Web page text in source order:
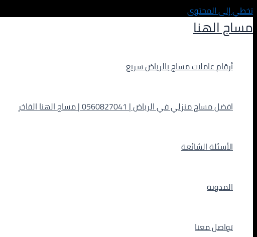
تخطي إلى المحتوى
مساج الهنا
أرقام عاملات مساج بالرياض سريع
افضل مساج منزلي في الرياض | 0560827041 | مساج الهنا الفاخر
الأسئلة الشائعة
المدونة
تواصل معنا